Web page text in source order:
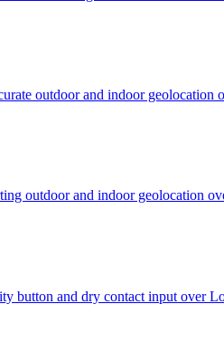
outdoor and indoor
outdoor and indoor geolocation
button and dry contact input over